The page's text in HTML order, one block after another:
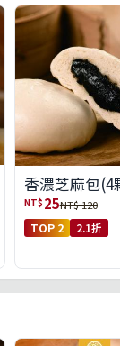
香濃芝麻包(4
NT$ 25NT$ 120
TOP 2 2.1折